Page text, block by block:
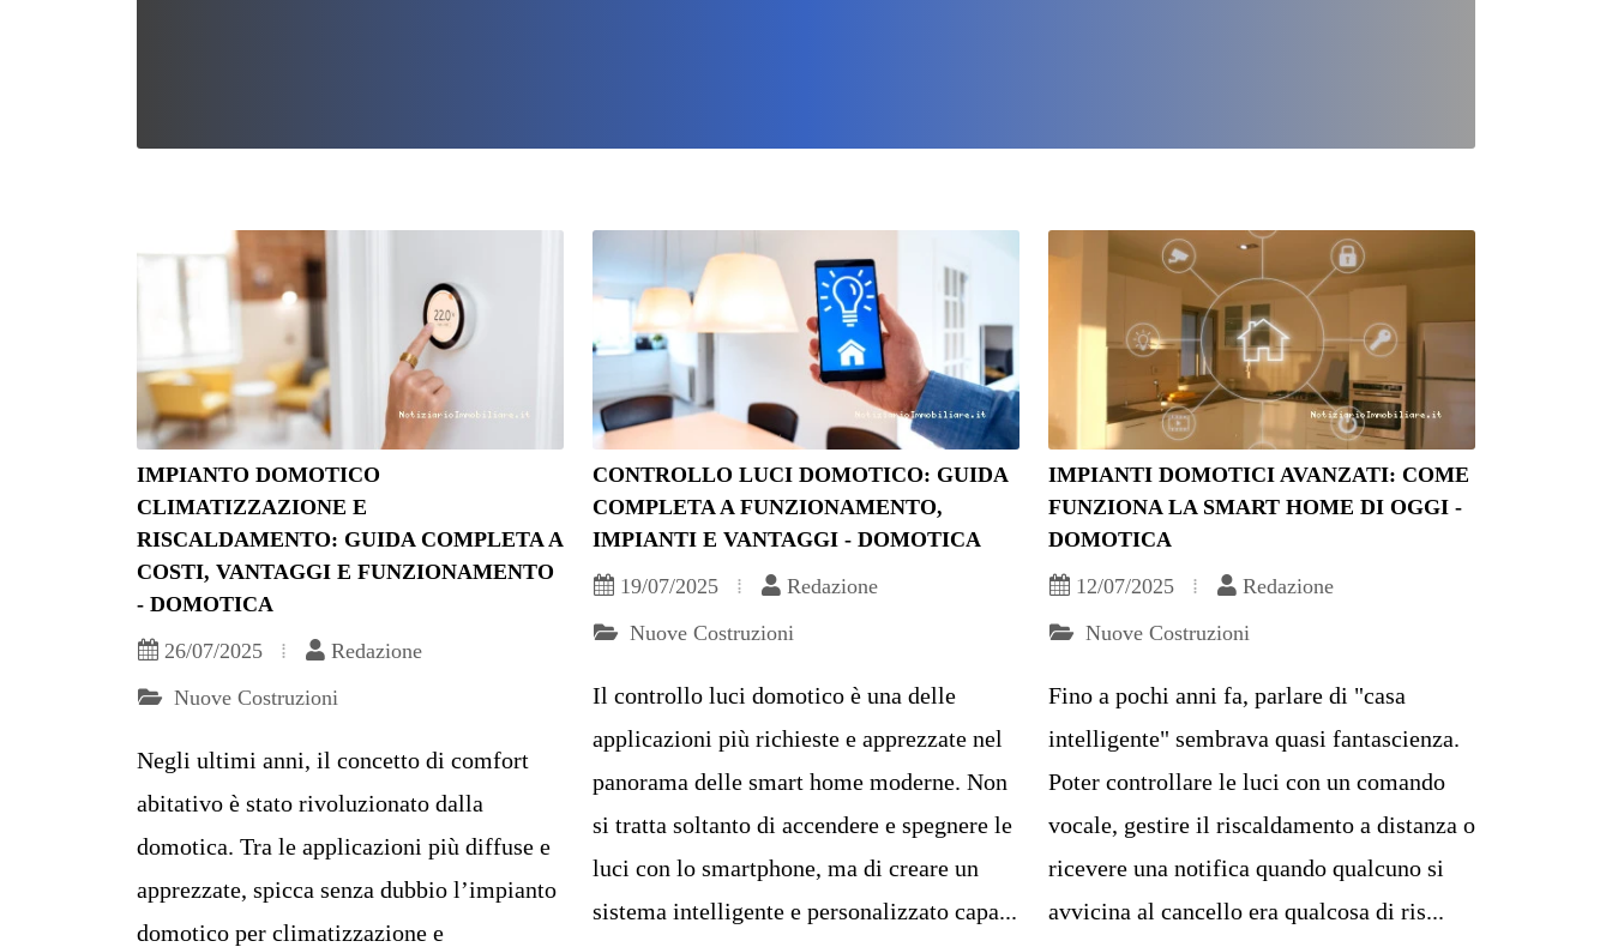
IMPIANTO DOMOTICO
CLIMATIZZAZIONE E
RISCALDAMENTO: GUIDA COMPLETA A
COSTI, VANTAGGI E FUNZIONAMENTO
- DOMOTICA
26/07/2025
Redazione
Nuove Costruzioni
Negli ultimi anni, il concetto di comfort
abitativo è stato rivoluzionato dalla
domotica. Tra le applicazioni più diffuse e
apprezzate, spicca senza dubbio l’impianto
domotico per climatizzazione e
CONTROLLO LUCI DOMOTICO: GUIDA
COMPLETA A FUNZIONAMENTO,
IMPIANTI E VANTAGGI - DOMOTICA
19/07/2025
Redazione
Nuove Costruzioni
Il controllo luci domotico è una delle
applicazioni più richieste e apprezzate nel
panorama delle smart home moderne. Non
si tratta soltanto di accendere e spegnere le
luci con lo smartphone, ma di creare un
sistema intelligente e personalizzato capa...
IMPIANTI DOMOTICI AVANZATI: COME
FUNZIONA LA SMART HOME DI OGGI -
DOMOTICA
12/07/2025
Redazione
Nuove Costruzioni
Fino a pochi anni fa, parlare di "casa
intelligente" sembrava quasi fantascienza.
Poter controllare le luci con un comando
vocale, gestire il riscaldamento a distanza o
ricevere una notifica quando qualcuno si
avvicina al cancello era qualcosa di ris...